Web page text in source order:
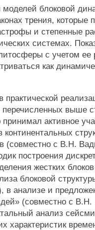
блоковой
трения, которые
и степенные
системах.
с учетом ее
как
практической
выше
активное
(совместно с В.Н.
построения
жестких
блоковой
анализе и
(совместно с
анализ
характеристик